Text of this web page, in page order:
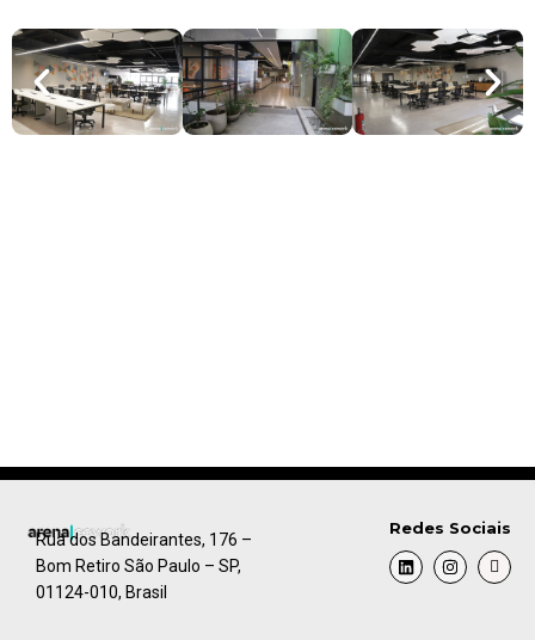
Rua dos Bandeirantes, 176 –
Bom Retiro São Paulo – SP,
01124-010, Brasil
Redes Sociais